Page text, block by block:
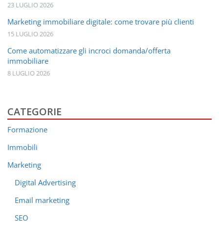
23 LUGLIO 2026
Marketing immobiliare digitale: come trovare più clienti
15 LUGLIO 2026
Come automatizzare gli incroci domanda/offerta
immobiliare
8 LUGLIO 2026
CATEGORIE
Formazione
Immobili
Marketing
Digital Advertising
Email marketing
SEO